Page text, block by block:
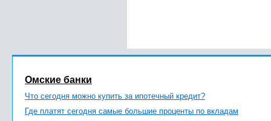
Омские банки
Что сегодня можно купить за ипотечный кредит?
Где платят сегодня самые большие проценты по вкладам